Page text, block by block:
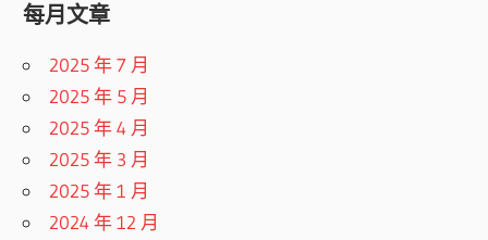
每月文章
2025 年 7 月
2025 年 5 月
2025 年 4 月
2025 年 3 月
2025 年 1 月
2024 年 12 月